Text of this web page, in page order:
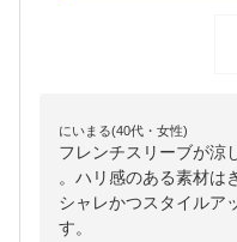
にいまる(40代・女性)
フレンチスリーブが涼
。ハリ感のある素材
シャレかつスタイルア
す。